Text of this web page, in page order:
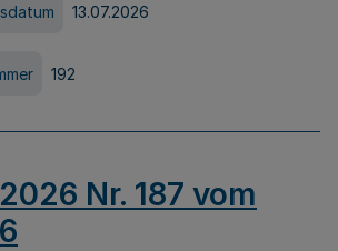
13.07.2026
192
Nr. 187 vom